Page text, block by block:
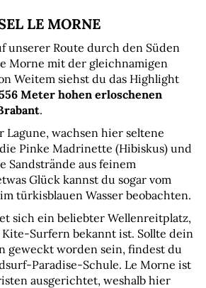
LE MORNE
unserer Route durch den Süden
Morne mit der gleichnamigen
Weitem siehst du das Highlight
Meter hohen erloschenen
.
Lagune, wachsen hier seltene
Pinke Madrinette (Hibiskus) und
Sandstrände aus feinem
Glück kannst du sogar vom
türkisblauen Wasser beobachten.
sich ein beliebter Wellenreitplatz,
Surfern bekannt ist. Sollte dein
geweckt worden sein, findest du
Paradise-Schule. Le Morne ist
ausgerichtet, weshalb hier